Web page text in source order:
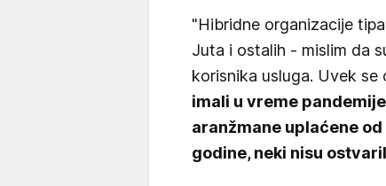
"Hibridne organizacije
Juta i ostalih - mislim da
korisnika usluga. Uvek se
imali u vreme
aranžmane uplaćene
godine, neki nisu